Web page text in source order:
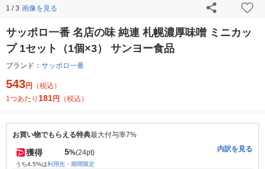
1 / 3 画像を見る
サッポロ一番 名店の味 純連 札幌濃厚味噌 ミニカッ
プ 1セット（1個×3） サンヨー食品
ブランド： サッポロ一番
543円
（税込）
1つあたり 181円 （税込）
お買い物でもらえる特典最大付与率7%
獲得 5%(24pt)
うち4.5%は利用先・期間限定
内訳を見る